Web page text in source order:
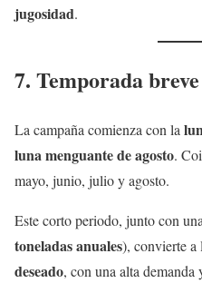
jugosidad.
7. Temporada
La campaña comienza con la
luna menguante de agosto.
mayo, junio, julio y agosto.
Este corto periodo, junto con
toneladas anuales), convierte a
deseado, con una alta